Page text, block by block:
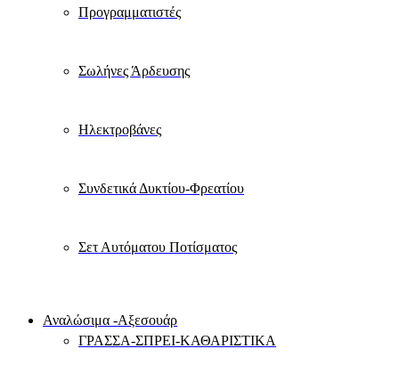
Προγραμματιστές
Σωλήνες Άρδευσης
Ηλεκτροβάνες
Συνδετικά Δυκτίου-Φρεατίου
Σετ Αυτόματου Ποτίσματος
Αναλώσιμα -Αξεσουάρ
ΓΡΑΣΣΑ-ΣΠΡΕΙ-ΚΑΘΑΡΙΣΤΙΚΑ